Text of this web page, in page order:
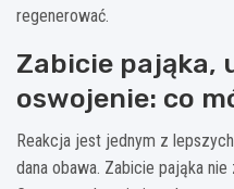
regenerować.
Zabicie pająka,
oswojenie: co
Reakcja jest jednym z
dana obawa. Zabicie pająka